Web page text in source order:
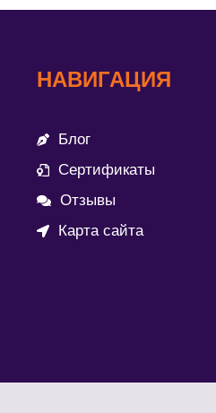
НАВИГАЦИЯ
Блог
Сертификаты
Отзывы
Карта сайта